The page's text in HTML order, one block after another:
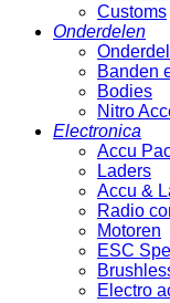
Customs
Onderdelen
Banden
Bodies
Nitro
Electronica
Accu
Laders
Accu &
Radio
Motoren
ESC
Electro